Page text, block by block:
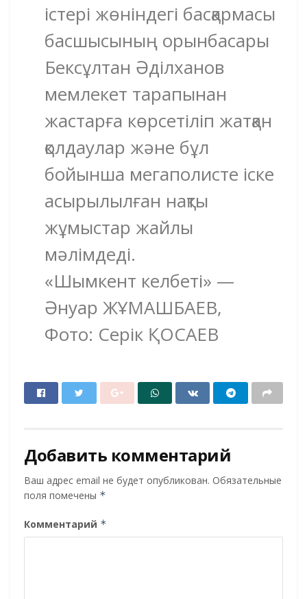
істері жөніндегі басқармасы
басшысының орынбасары
Бексұлтан Әділханов
мемлекет тарапынан
жастарға көрсетіліп жатқан
қолдаулар және бұл
бойынша мегаполисте іске
асырылылған нақты
жұмыстар жайлы
мәлімдеді.
«Шымкент келбеті» —
Әнуар ЖҰМАШБАЕВ,
Фото: Серік ҚОСАЕВ
Добавить комментарий
Ваш адрес email не будет опубликован. Обязательные
поля помечены *
Комментарий *